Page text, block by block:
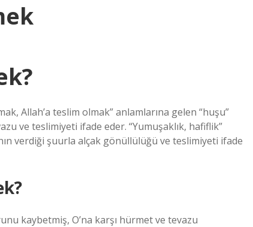
Allah’a teslim olmak” anlamlarına gelen “huşu”
ve teslimiyeti ifade eder. “Yumuşaklık, hafiflik”
verdiği şuurla alçak gönüllülüğü ve teslimiyeti ifade
kaybetmiş, O’na karşı hürmet ve tevazu